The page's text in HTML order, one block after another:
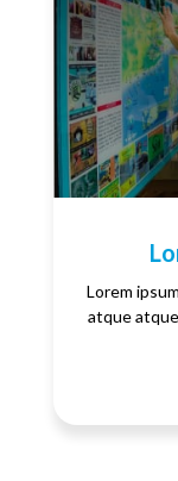
Lorem
atque